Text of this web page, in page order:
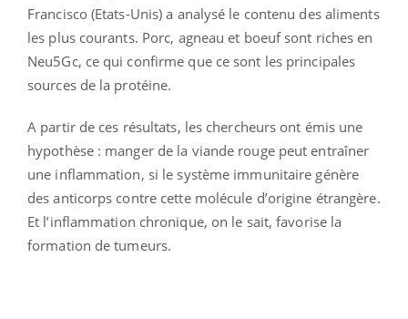
Francisco (Etats-Unis) a analysé le contenu des aliments
les plus courants. Porc, agneau et boeuf sont riches en
Neu5Gc, ce qui confirme que ce sont les principales
sources de la protéine.
A partir de ces résultats, les chercheurs ont émis une
hypothèse : manger de la viande rouge peut entraîner
une inflammation, si le système immunitaire génère
des anticorps contre cette molécule d’origine étrangère.
Et l’inflammation chronique, on le sait, favorise la
formation de tumeurs.